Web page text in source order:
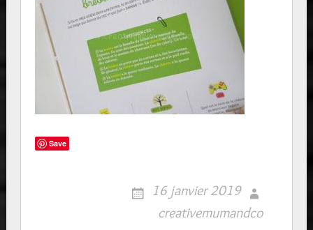
Save
16 janvier 2019
creativemumandco